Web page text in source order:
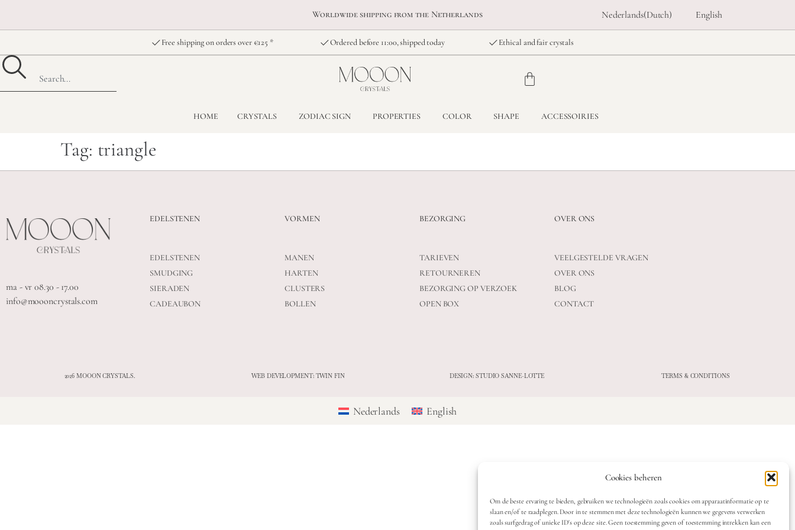
Cookies beheren
Om de beste ervaring te bieden, gebruiken we technologieën zoals cookies om apparaatinformatie op te
slaan en/of te raadplegen. Door in te stemmen met deze technologieën kunnen we gegevens verwerken
zoals surfgedrag of unieke ID's op deze site. Geen toestemming geven of toestemming intrekken kan een
Worldwide shipping from the Netherlands Nederlands(Dutch) English
Free shipping on orders over €125 * Ordered before 11:00, shipped today Ethical and fair crystals
HOME CRYSTALS ZODIAC SIGN PROPERTIES COLOR SHAPE ACCESSOIRIES
Tag: triangle
ma - vr 08.30 - 17.00
info@moooncrystals.com
EDELSTENEN
EDELSTENEN
SMUDGING
SIERADEN
CADEAUBON
VORMEN
MANEN
HARTEN
CLUSTERS
BOLLEN
BEZORGING
TARIEVEN
RETOURNEREN
BEZORGING OP VERZOEK
OPEN BOX
OVER ONS
VEELGESTELDE VRAGEN
OVER ONS
BLOG
CONTACT
2026 MOOON CRYSTALS. WEB DEVELOPMENT: TWIN FIN DESIGN: STUDIO SANNE-LOTTE TERMS & CONDITIONS
Nederlands English